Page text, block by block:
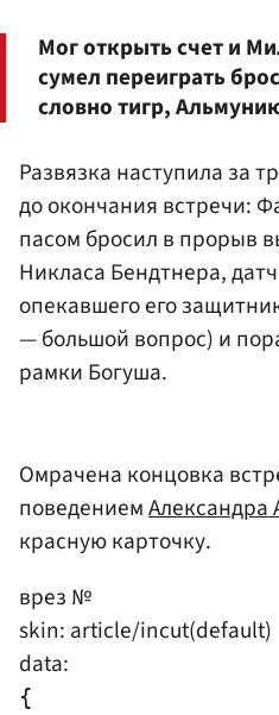
Мог открыть счет и
сумел переиграть
словно тигр,
Развязка наступила за
до окончания встречи:
пасом бросил в прорыв
Никласа Бендтнера,
опекавшего его
— большой вопрос) и
рамки Богуша.
Омрачена концовка
поведениемАлександра
красную карточку.
врез №
skin: article/incut(default)
data:
{